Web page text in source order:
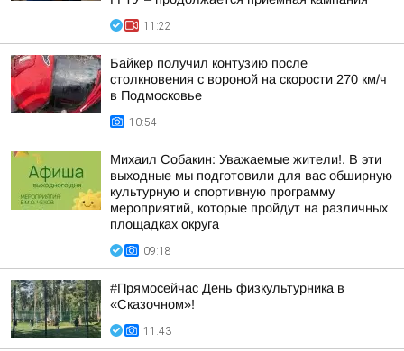
11:22
Байкер получил контузию после
столкновения с вороной на скорости 270 км/ч
в Подмосковье
10:54
Михаил Собакин: Уважаемые жители!. В эти
выходные мы подготовили для вас обширную
культурную и спортивную программу
мероприятий, которые пройдут на различных
площадках округа
09:18
#Прямосейчас День физкультурника в
«Сказочном»!
11:43